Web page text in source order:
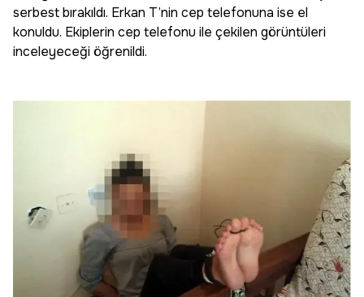
serbest bırakıldı. Erkan T’nin cep telefonuna ise el
konuldu. Ekiplerin cep telefonu ile çekilen görüntüleri
inceleyeceği öğrenildi.